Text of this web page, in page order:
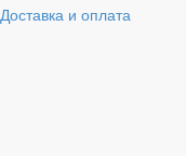
Доставка и оплата